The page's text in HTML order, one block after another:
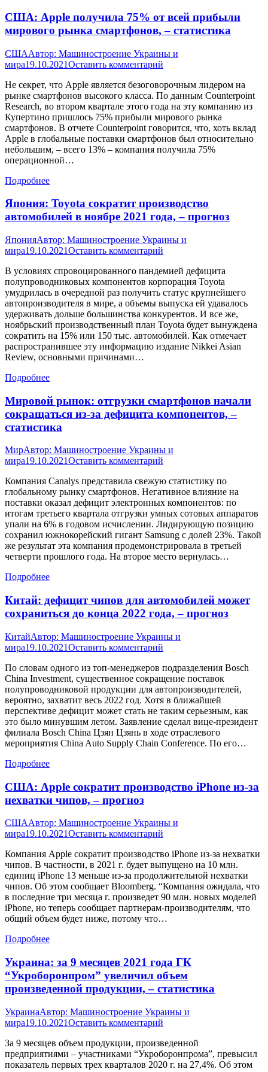
США: Apple получила 75% от всей прибыли
мирового рынка смартфонов, – статистика
СШААвтор: Машиностроение Украины и
мира19.10.2021Оставить комментарий
Не секрет, что Apple является безоговорочным лидером на
рынке смартфонов высокого класса. По данным Counterpoint
Research, во втором квартале этого года на эту компанию из
Купертино пришлось 75% прибыли мирового рынка
смартфонов. В отчете Counterpoint говорится, что, хоть вклад
Apple в глобальные поставки смартфонов был относительно
небольшим, – всего 13% – компания получила 75%
операционной…
Подробнее
Япония: Toyota сократит производство
автомобилей в ноябре 2021 года, – прогноз
ЯпонияАвтор: Машиностроение Украины и
мира19.10.2021Оставить комментарий
В условиях спровоцированного пандемией дефицита
полупроводниковых компонентов корпорация Toyota
умудрилась в очередной раз получить статус крупнейшего
автопроизводителя в мире, а объемы выпуска ей удавалось
удерживать дольше большинства конкурентов. И все же,
ноябрьский производственный план Toyota будет вынуждена
сократить на 15% или 150 тыс. автомобилей. Как отмечает
распространившее эту информацию издание Nikkei Asian
Review, основными причинами…
Подробнее
Мировой рынок: отгрузки смартфонов начали
сокращаться из-за дефицита компонентов, –
статистика
МирАвтор: Машиностроение Украины и
мира19.10.2021Оставить комментарий
Компания Canalys представила свежую статистику по
глобальному рынку смартфонов. Негативное влияние на
поставки оказал дефицит электронных компонентов: по
итогам третьего квартала отгрузки умных сотовых аппаратов
упали на 6% в годовом исчислении. Лидирующую позицию
сохранил южнокорейский гигант Samsung с долей 23%. Такой
же результат эта компания продемонстрировала в третьей
четверти прошлого года. На второе место вернулась…
Подробнее
Китай: дефицит чипов для автомобилей может
сохраниться до конца 2022 года, – прогноз
КитайАвтор: Машиностроение Украины и
мира19.10.2021Оставить комментарий
По словам одного из топ-менеджеров подразделения Bosch
China Investment, существенное сокращение поставок
полупроводниковой продукции для автопроизводителей,
вероятно, захватит весь 2022 год. Хотя в ближайшей
перспективе дефицит может стать не таким серьезным, как
это было минувшим летом. Заявление сделал вице-президент
филиала Bosch China Цзян Цзянь в ходе отраслевого
мероприятия China Auto Supply Chain Conference. По его…
Подробнее
США: Apple сократит производство iPhone из-за
нехватки чипов, – прогноз
СШААвтор: Машиностроение Украины и
мира19.10.2021Оставить комментарий
Компания Apple сократит производство iPhone из-за нехватки
чипов. В частности, в 2021 г. будет выпущено на 10 млн.
единиц iPhone 13 меньше из-за продолжительной нехватки
чипов. Об этом сообщает Bloomberg. “Компания ожидала, что
в последние три месяца г. произведет 90 млн. новых моделей
iPhone, но теперь сообщает партнерам-производителям, что
общий объем будет ниже, потому что…
Подробнее
Украина: за 9 месяцев 2021 года ГК
“Укроборонпром” увеличил объем
произведенной продукции, – статистика
УкраинаАвтор: Машиностроение Украины и
мира19.10.2021Оставить комментарий
За 9 месяцев объем продукции, произведенной
предприятиями – участниками “Укроборонпрома”, превысил
показатель первых трех кварталов 2020 г. на 27,4%. Об этом